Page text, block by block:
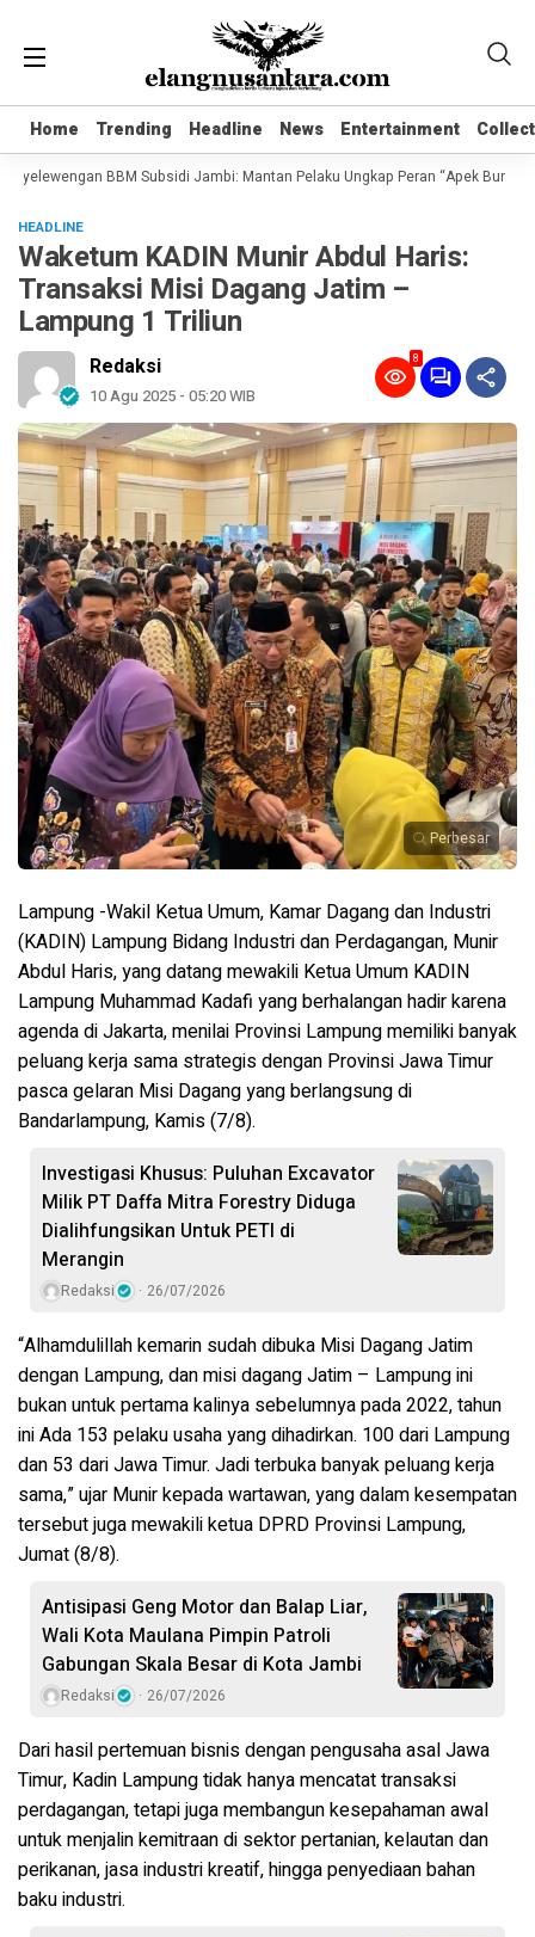
Home Trending Headline News Entertainment
Home Trending Headline News Entertainment
BBM Subsidi Jambi: Mantan Pelaku Ungkap Peran “Apek Bungo”
HEADLINE
Waketum KADIN Munir Abdul Haris:
Transaksi Misi Dagang Jatim –
Lampung 1 Triliun
Redaksi
10 Agu 2025 - 05:20 WIB
8
Perbesar
Lampung -Wakil Ketua Umum, Kamar Dagang dan Industri
(KADIN) Lampung Bidang Industri dan Perdagangan, Munir
Abdul Haris, yang datang mewakili Ketua Umum KADIN
Lampung Muhammad Kadafi yang berhalangan hadir karena
agenda di Jakarta, menilai Provinsi Lampung memiliki banyak
peluang kerja sama strategis dengan Provinsi Jawa Timur
pasca gelaran Misi Dagang yang berlangsung di
Bandarlampung, Kamis (7/8).
Investigasi Khusus: Puluhan Excavator
Milik PT Daffa Mitra Forestry Diduga
Dialihfungsikan Untuk PETI di
Merangin
Redaksi 26/07/2026
“Alhamdulillah kemarin sudah dibuka Misi Dagang Jatim
dengan Lampung, dan misi dagang Jatim – Lampung ini
bukan untuk pertama kalinya sebelumnya pada 2022, tahun
ini Ada 153 pelaku usaha yang dihadirkan. 100 dari Lampung
dan 53 dari Jawa Timur. Jadi terbuka banyak peluang kerja
sama,” ujar Munir kepada wartawan, yang dalam kesempatan
tersebut juga mewakili ketua DPRD Provinsi Lampung,
Jumat (8/8).
Antisipasi Geng Motor dan Balap Liar,
Wali Kota Maulana Pimpin Patroli
Gabungan Skala Besar di Kota Jambi
Redaksi 26/07/2026
Dari hasil pertemuan bisnis dengan pengusaha asal Jawa
Timur, Kadin Lampung tidak hanya mencatat transaksi
perdagangan, tetapi juga membangun kesepahaman awal
untuk menjalin kemitraan di sektor pertanian, kelautan dan
perikanan, jasa industri kreatif, hingga penyediaan bahan
baku industri.